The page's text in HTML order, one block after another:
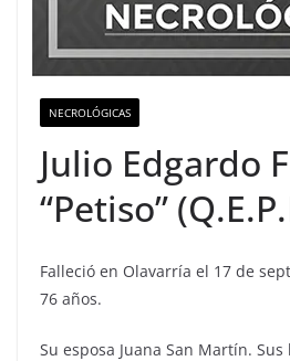
NECROLÓGICAS
Julio Edgardo
“Petiso”
Falleció en Olavarría el 17 de
76 años.
Su esposa Juana San Martín.